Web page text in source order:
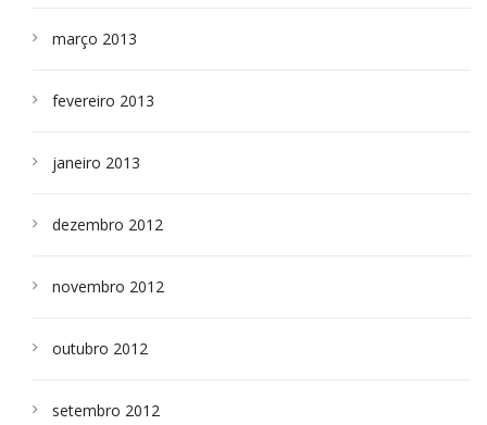
março 2013
fevereiro 2013
janeiro 2013
dezembro 2012
novembro 2012
outubro 2012
setembro 2012